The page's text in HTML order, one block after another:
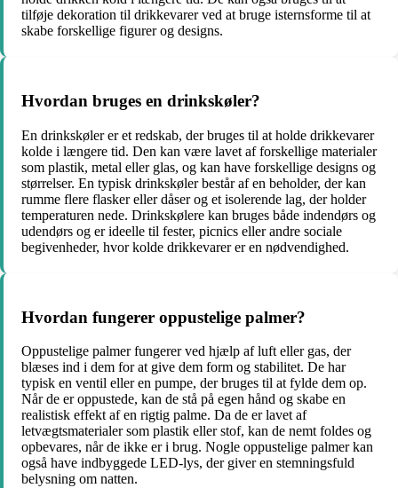
tilføje dekoration til drikkevarer ved at bruge isternsforme til at
skabe forskellige figurer og designs.
Hvordan bruges en drinkskøler?
En drinkskøler er et redskab, der bruges til at holde drikkevarer
kolde i længere tid. Den kan være lavet af forskellige materialer
som plastik, metal eller glas, og kan have forskellige designs og
størrelser. En typisk drinkskøler består af en beholder, der kan
rumme flere flasker eller dåser og et isolerende lag, der holder
temperaturen nede. Drinkskølere kan bruges både indendørs og
udendørs og er ideelle til fester, picnics eller andre sociale
begivenheder, hvor kolde drikkevarer er en nødvendighed.
Hvordan fungerer oppustelige palmer?
Oppustelige palmer fungerer ved hjælp af luft eller gas, der
blæses ind i dem for at give dem form og stabilitet. De har
typisk en ventil eller en pumpe, der bruges til at fylde dem op.
Når de er oppustede, kan de stå på egen hånd og skabe en
realistisk effekt af en rigtig palme. Da de er lavet af
letvægtsmaterialer som plastik eller stof, kan de nemt foldes og
opbevares, når de ikke er i brug. Nogle oppustelige palmer kan
også have indbyggede LED-lys, der giver en stemningsfuld
belysning om natten.